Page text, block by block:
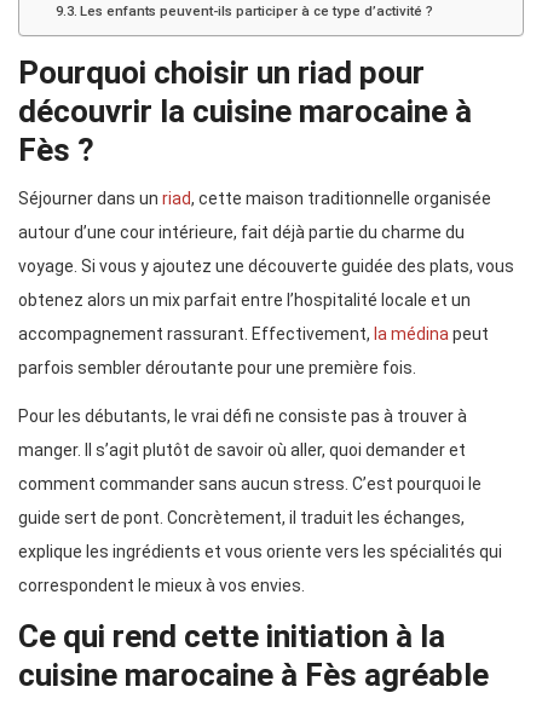
Les enfants peuvent-ils participer à ce type d’activité ?
Pourquoi choisir un riad pour
découvrir la cuisine marocaine à
Fès ?
Séjourner dans un riad, cette maison traditionnelle organisée
autour d’une cour intérieure, fait déjà partie du charme du
voyage. Si vous y ajoutez une découverte guidée des plats, vous
obtenez alors un mix parfait entre l’hospitalité locale et un
accompagnement rassurant. Effectivement, la médinapeut
parfois sembler déroutante pour une première fois.
Pour les débutants, le vrai défi ne consiste pas à trouver à
manger. Il s’agit plutôt de savoir où aller, quoi demander et
comment commander sans aucun stress. C’est pourquoi le
guide sert de pont. Concrètement, il traduit les échanges,
explique les ingrédients et vous oriente vers les spécialités qui
correspondent le mieux à vos envies.
Ce qui rend cette initiation à la
cuisine marocaine à Fès agréable